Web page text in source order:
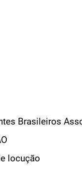
Brasileiros
locução